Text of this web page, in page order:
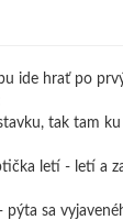
ide hrať po
tak tam
letí - letí a
pýta sa